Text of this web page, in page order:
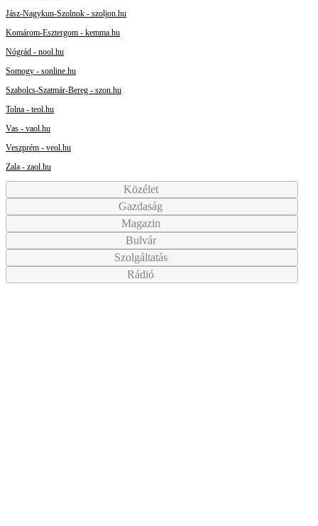
Jász-Nagykun-Szolnok - szoljon.hu
Komárom-Esztergom - kemma.hu
Nógrád - nool.hu
Somogy - sonline.hu
Szabolcs-Szatmár-Bereg - szon.hu
Tolna - teol.hu
Vas - vaol.hu
Veszprém - veol.hu
Zala - zaol.hu
Közélet
Gazdaság
Magazin
Bulvár
Szolgáltatás
Rádió